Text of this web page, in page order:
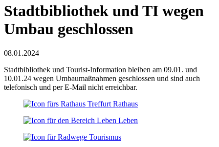
Stadtbibliothek und TI wegen
Umbau geschlossen
08.01.2024
Stadtbibliothek und Tourist-Information bleiben am 09.01. und
10.01.24 wegen Umbaumaßnahmen geschlossen und sind auch
telefonisch und per E-Mail nicht erreichbar.
Rathaus
Leben
Tourismus